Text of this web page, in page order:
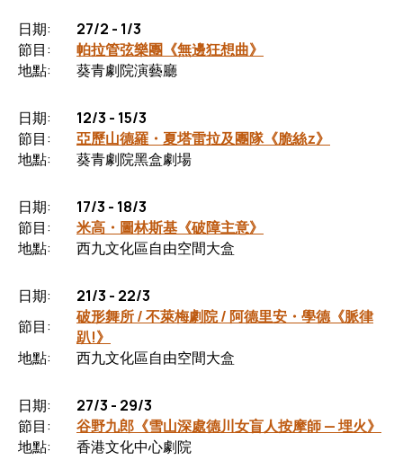
日期:
27/2 - 1/3
節目:
帕拉管弦樂團《無邊狂想曲》
地點:
葵青劇院演藝廳
日期:
12/3 - 15/3
節目:
亞歷山德羅・夏塔雷拉及團隊《脆絲z》
地點:
葵青劇院黑盒劇場
日期:
17/3 - 18/3
節目:
米高・圖林斯基《破障主意》
地點:
西九文化區自由空間大盒
日期:
21/3 - 22/3
節目:
破形舞所 / 不萊梅劇院 / 阿德里安・學德《脈律
趴!》
地點:
西九文化區自由空間大盒
日期:
27/3 - 29/3
節目:
谷野九郎《雪山深處德川女盲人按摩師 — 埋火》
地點:
香港文化中心劇院